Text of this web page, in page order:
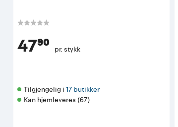
47⁹⁰ pr. stykk
Tilgjengelig i 17 butikker
Kan hjemleveres (67)